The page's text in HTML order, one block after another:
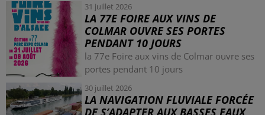
31 juillet 2026
LA 77E FOIRE AUX VINS DE
COLMAR OUVRE SES PORTES
PENDANT 10 JOURS
la 77e Foire aux vins de Colmar ouvre ses
portes pendant 10 jours
30 juillet 2026
LA NAVIGATION FLUVIALE FORCÉE
DE S’ADAPTER AUX BASSES EAUX